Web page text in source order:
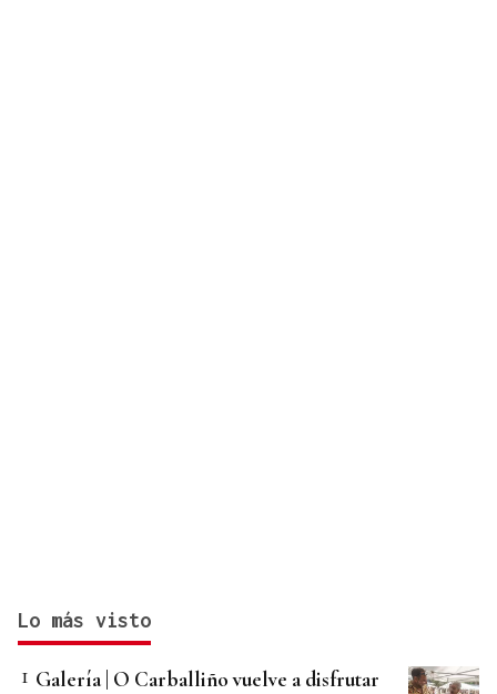
Lo más visto
Galería | O Carballiño vuelve a disfrutar